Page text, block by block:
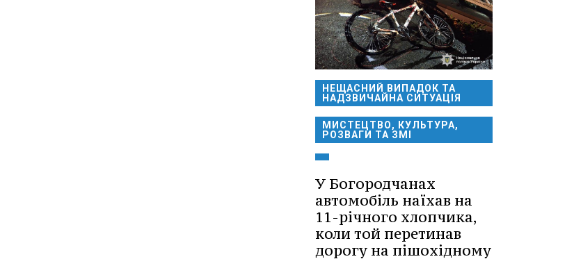
НЕЩАСНИЙ ВИПАДОК ТА
НАДЗВИЧАЙНА СИТУАЦІЯ
МИСТЕЦТВО, КУЛЬТУРА,
РОЗВАГИ ТА ЗМІ
У Богородчанах
автомобіль наїхав на
11-річного хлопчика,
коли той перетинав
дорогу на пішохідному